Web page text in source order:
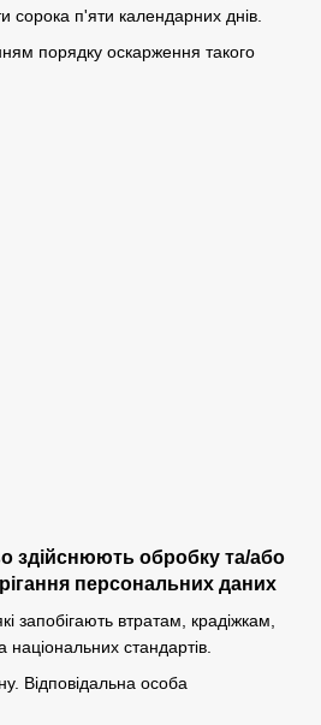
п'яти календарних днів.
порядку оскарження такого
здійснюють обробку та/або
персональних даних
втратам, крадіжкам,
стандартів.
Відповідальна особа